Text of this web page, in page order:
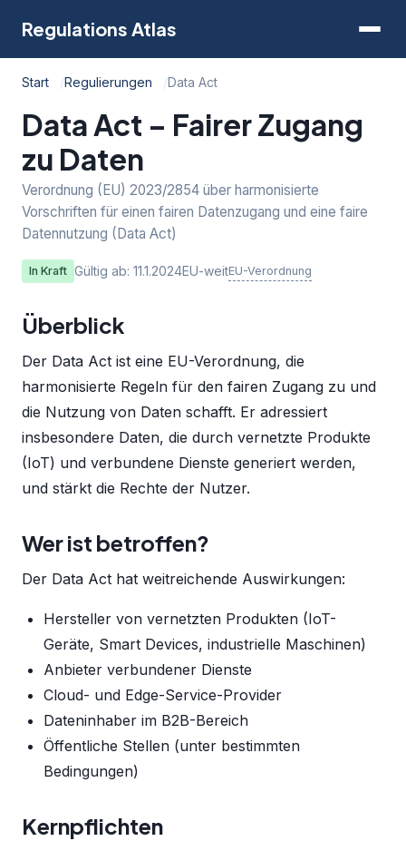
Regulations Atlas
Start Regulierungen Data Act
Data Act – Fairer Zugang
zu Daten
Verordnung (EU) 2023/2854 über harmonisierte
Vorschriften für einen fairen Datenzugang und eine faire
Datennutzung (Data Act)
In Kraft Gültig ab: 11.1.2024EU-weitEU-Verordnung
Überblick
Der Data Act ist eine EU-Verordnung, die
harmonisierte Regeln für den fairen Zugang zu und
die Nutzung von Daten schafft. Er adressiert
insbesondere Daten, die durch vernetzte Produkte
(IoT) und verbundene Dienste generiert werden,
und stärkt die Rechte der Nutzer.
Wer ist betroffen?
Der Data Act hat weitreichende Auswirkungen:
Hersteller von vernetzten Produkten (IoT-
Geräte, Smart Devices, industrielle Maschinen)
Anbieter verbundener Dienste
Cloud- und Edge-Service-Provider
Dateninhaber im B2B-Bereich
Öffentliche Stellen (unter bestimmten
Bedingungen)
Kernpflichten